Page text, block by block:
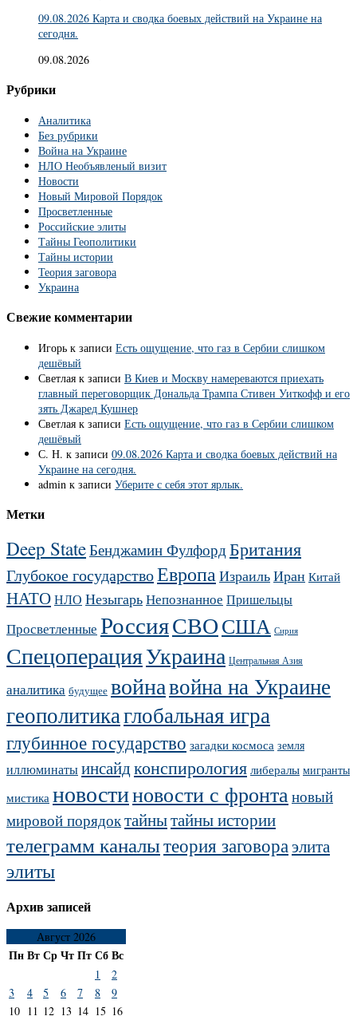
09.08.2026 Карта и сводка боевых действий на Украине на
сегодня.
09.08.2026
Рубрики
Аналитика
Без рубрики
Война на Украине
НЛО Необъявленый визит
Новости
Новый Мировой Порядок
Просветленные
Российские элиты
Тайны Геополитики
Тайны истории
Теория заговора
Украина
Свежие комментарии
Игорь к записи Есть ощущение, что газ в Сербии слишком
дешёвый
Светлая к записи В Киев и Москву намереваются приехать
главный переговорщик Дональда Трампа Стивен Уиткофф и его
зять Джаред Кушнер
Светлая к записи Есть ощущение, что газ в Сербии слишком
дешёвый
С. Н. к записи 09.08.2026 Карта и сводка боевых действий на
Украине на сегодня.
admin к записи Уберите с себя этот ярлык.
Метки
Deep StateБенджамин ФулфордБритания
Глубокое государствоЕвропаИзраильИран Китай
НАТОНЛО НезыгарьНепознанное Пришельцы
Просветленные РоссияСВОСША Сирия
СпецоперацияУкраина Центральная Азия
аналитика будущее войнавойна на Украине
геополитикаглобальная игра
глубинное государство загадки космоса земля
иллюминатыинсайдконспирология либералы мигранты
мистика новостиновости с фронтановый
мировой порядоктайнытайны истории
телеграмм каналытеория заговораэлита
элиты
Архив записей
Август 2026
ПнВтСрЧтПтСбВс
1
2
3
4 5 6 7 8
9
10 11 12 13 14 15 16